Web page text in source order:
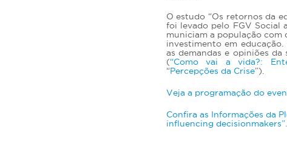
O estudo “Os retornos da
foi levado pelo FGV Social
municiam a população com
investimento em
as demandas e opiniões da
(“Como vai a vida?:
“Percepções da Crise”).
Veja a programação do
Confira as Informações da
influencing decisionmakers”.